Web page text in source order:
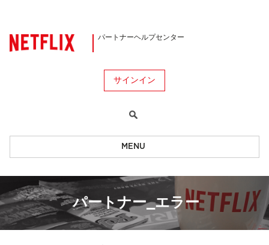
パートナーヘルプセンター
サインイン
MENU
パートナー_エラー